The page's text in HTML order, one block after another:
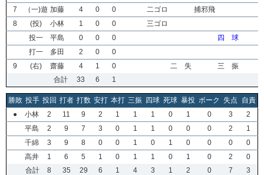
7
（一)遊 加藤 4 0 0 二ゴロ
捕邪飛
8
(投) 小林 1 0 0
三ゴロ
投一
平島 0 0 0
四 球
打一
多田 2 0
0
9
(右) 齋藤 4 1 0 二 失
三 振
合計
33 6 1
勝敗 投手 投回 打者 打数 安打 本打 三振 四球 死球 暴投 ボーク 失点
自責
●
小林 2 11 9 2 1 1 1 0 1 0 3
2
平島
2 9 7 3 0 1 1 0 0 0 2
1
千綿
3 9 8 0 0 1 0 1 0 0 0
0
高井
1 6 5 1 0 1 1 0 1 0 2
0
合計
8 35 29 6 1 4 3 1 2 0 7 3